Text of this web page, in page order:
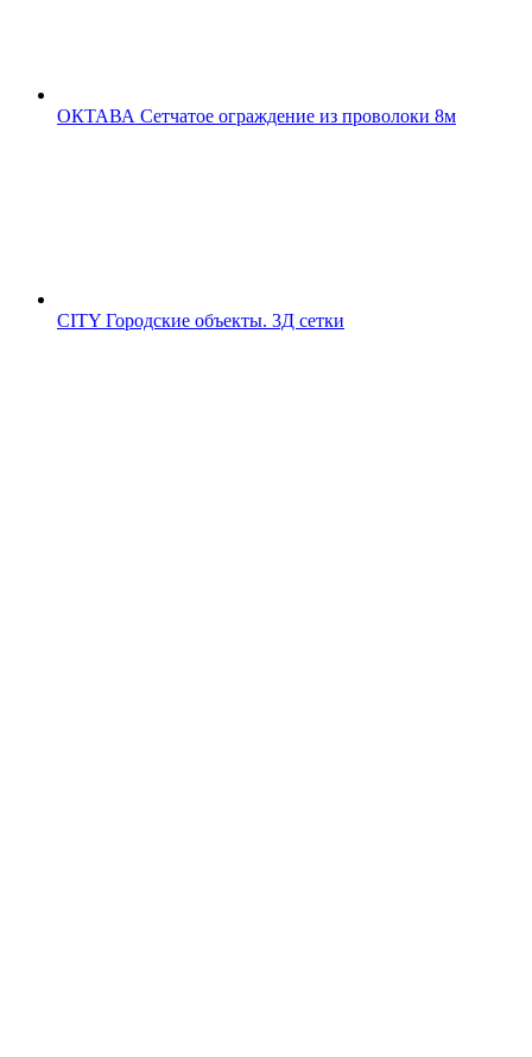
ОКТАВА Сетчатое ограждение из проволоки 8м
CITY Городские объекты. 3Д сетки